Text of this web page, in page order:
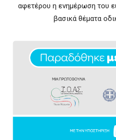
αφετέρου η ενημέρωση του
βασικά θέματα